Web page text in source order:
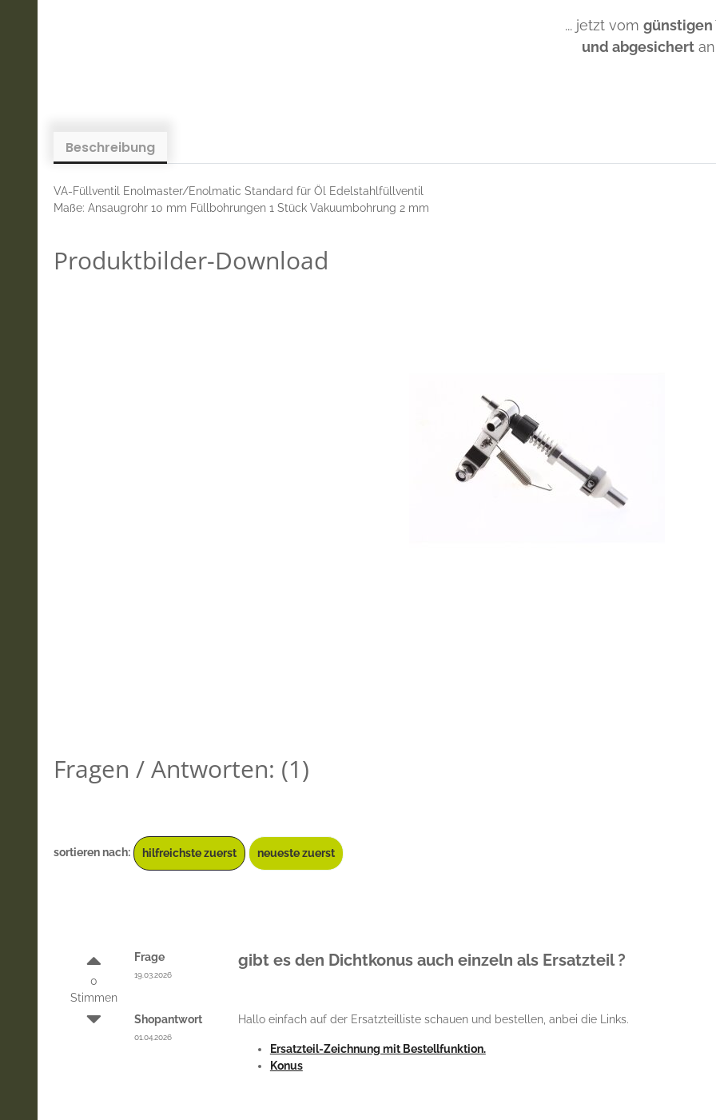
... jetzt vom günstigen
und abgesichert
Beschreibung
VA-Füllventil Enolmaster/Enolmatic Standard für Öl Edelstahlfüllventil
Maße: Ansaugrohr 10 mm Füllbohrungen 1 Stück Vakuumbohrung 2 mm
Produktbilder-Download
Fragen / Antworten: (1)
sortieren nach: hilfreichste zuerst neueste zuerst
0
Stimmen
Frage
19.03.2026
gibt es den Dichtkonus auch einzeln als Ersatzteil ?
Shopantwort
01.04.2026
Hallo einfach auf der Ersatzteilliste schauen und bestellen, anbei die Links.
Ersatzteil-Zeichnung mit Bestellfunktion.
Konus